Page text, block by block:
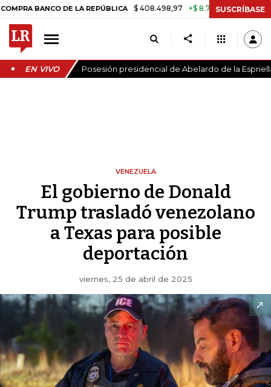
DE LA REPÚBLICA $ 408.498,97 +$ 8.753,81 +2,19% TASA
SUSCRÍBASE
EN VIVO Posesión presidencial de Abelardo de la
VENEZUELA
El gobierno de Donald
Trump trasladó venezolano
a Texas para posible
deportación
viernes, 25 de abril de 2025